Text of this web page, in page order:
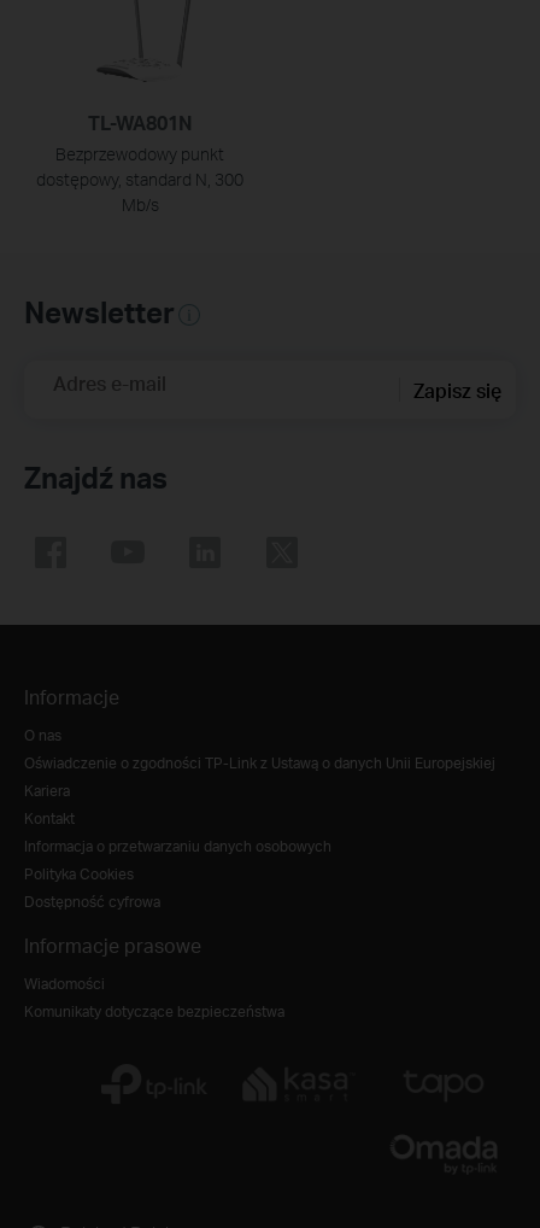
TL-WA801N
Bezprzewodowy punkt
dostępowy, standard N, 300
Mb/s
Newsletter
Adres e-mail Zapisz się
Znajdź nas
Informacje
O nas
Oświadczenie o zgodności TP-Link z Ustawą o danych Unii Europejskiej
Kariera
Kontakt
Informacja o przetwarzaniu danych osobowych
Polityka Cookies
Dostępność cyfrowa
Informacje prasowe
Wiadomości
Komunikaty dotyczące bezpieczeństwa